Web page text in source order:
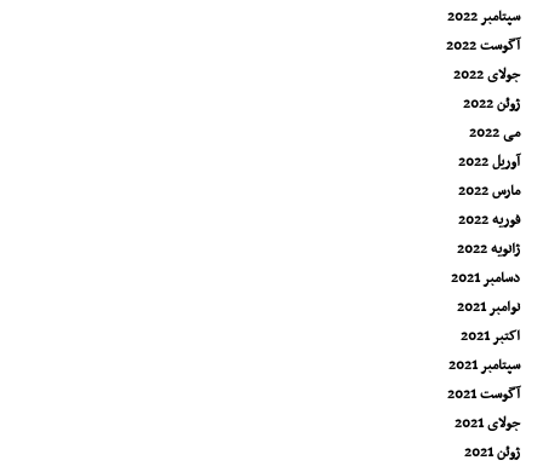
سپتامبر 2022
آگوست 2022
جولای 2022
ژوئن 2022
می 2022
آوریل 2022
مارس 2022
فوریه 2022
ژانویه 2022
دسامبر 2021
نوامبر 2021
اکتبر 2021
سپتامبر 2021
آگوست 2021
جولای 2021
ژوئن 2021